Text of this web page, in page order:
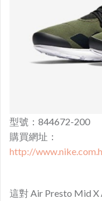
型號：844672-200
購買網址：
http://
這對 Air Presto Mid